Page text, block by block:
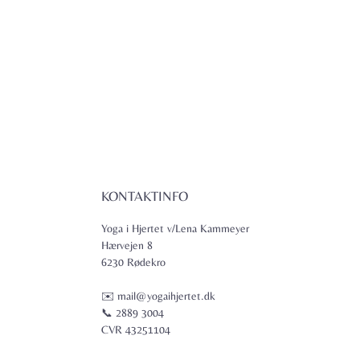
KONTAKTINFO
Yoga i Hjertet v/Lena Kammeyer
Hærvejen 8
6230 Rødekro
✉️ mail@yogaihjertet.dk
📞 2889 3004
CVR 43251104